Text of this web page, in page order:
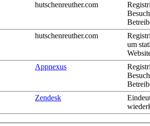
hutschenreuther.com
hutschenreuther.com
um
Appnexus
Zendesk